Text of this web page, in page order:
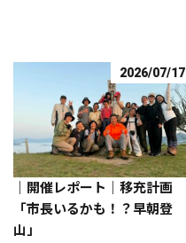
2026/07/17
｜開催レポート｜移充計画
「市長いるかも！？早朝登
山」